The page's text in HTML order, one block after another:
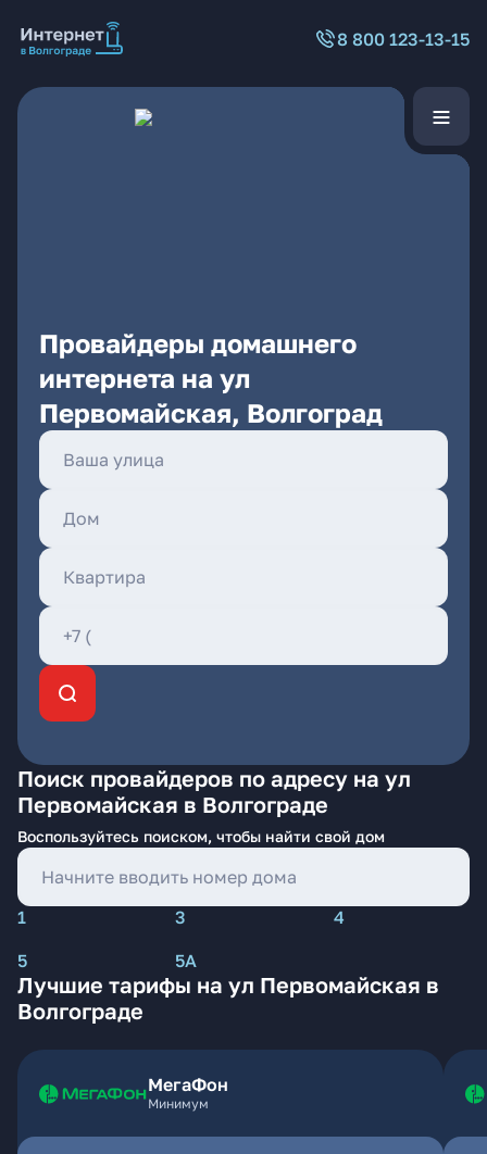
8 800 123-13-15
Провайдеры домашнего
интернета на ул
Первомайская, Волгоград
Поиск провайдеров по адресу на ул
Первомайская в Волгограде
Воспользуйтесь поиском, чтобы найти свой дом
1 3
4
5
5А
Лучшие тарифы на ул Первомайская в
Волгограде
МегаФон
Минимум